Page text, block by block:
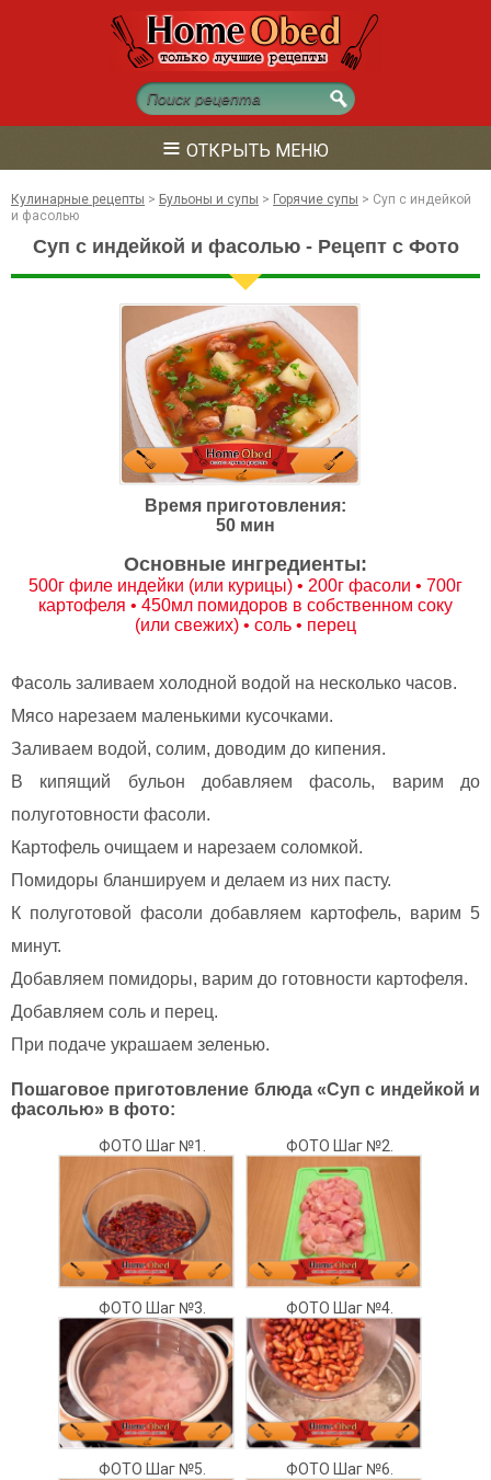
≡ ОТКРЫТЬ МЕНЮ
Кулинарные рецепты > Бульоны и супы > Горячие супы > Суп с индейкой
и фасолью
Суп с индейкой и фасолью - Рецепт с Фото
Время приготовления:
50 мин
Основные ингредиенты:
500г филе индейки (или курицы) • 200г фасоли • 700г
картофеля • 450мл помидоров в собственном соку
(или свежих) • соль • перец
Фасоль заливаем холодной водой на несколько часов.
Мясо нарезаем маленькими кусочками.
Заливаем водой, солим, доводим до кипения.
В кипящий бульон добавляем фасоль, варим до
полуготовности фасоли.
Картофель очищаем и нарезаем соломкой.
Помидоры бланшируем и делаем из них пасту.
К полуготовой фасоли добавляем картофель, варим 5
минут.
Добавляем помидоры, варим до готовности картофеля.
Добавляем соль и перец.
При подаче украшаем зеленью.
Пошаговое приготовление блюда «Суп с индейкой и
фасолью» в фото:
ФОТО Шаг №1. ФОТО Шаг №2.
ФОТО Шаг №3. ФОТО Шаг №4.
ФОТО Шаг №5. ФОТО Шаг №6.